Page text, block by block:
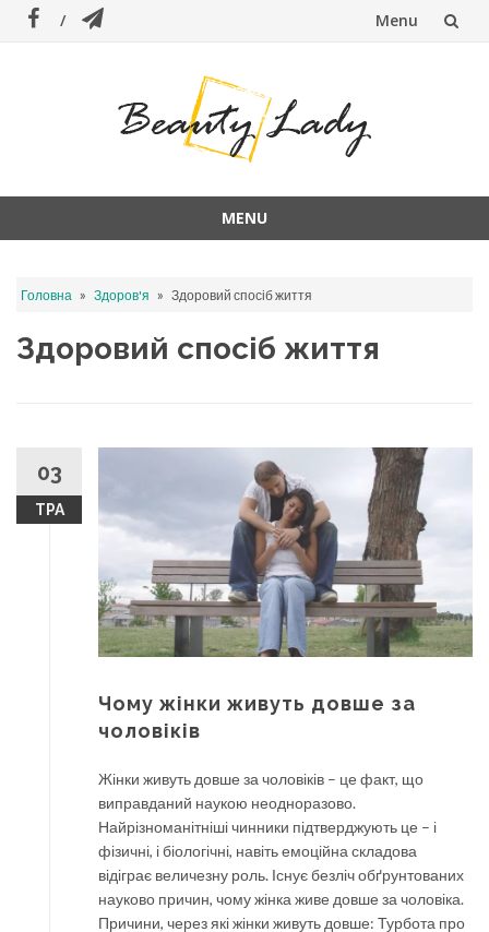
Menu
MENU
content
Головна » Здоров'я » Здоровий спосіб життя
Здоровий спосіб життя
03
ТРА
Чому жінки живуть довше за
чоловіків
Жінки живуть довше за чоловіків – це факт, що
виправданий наукою неодноразово.
Найрізноманітніші чинники підтверджують це – і
фізичні, і біологічні, навіть емоційна складова
відіграє величезну роль. Існує безліч обґрунтованих
науково причин, чому жінка живе довше за чоловіка.
Причини, через які жінки живуть довше: Турбота про